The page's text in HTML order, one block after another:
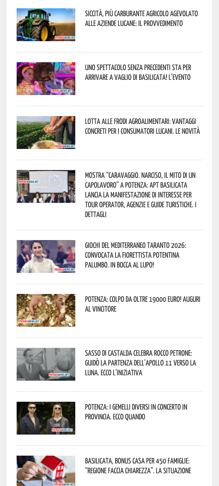
Siccità, più carburante agricolo agevolato
alle aziende lucane: il provvedimento
Uno spettacolo senza precedenti sta per
arrivare a Vaglio di Basilicata! L’evento
Lotta alle frodi agroalimentari: vantaggi
concreti per i consumatori lucani. Le novità
Mostra “Caravaggio. Narciso, il mito di un
capolavoro” a Potenza: APT Basilicata
lancia la manifestazione di interesse per
Tour Operator, Agenzie e Guide Turistiche. I
dettagli
Giochi del Mediterraneo Taranto 2026:
convocata la fiorettista potentina
Palumbo. In bocca al lupo!
Potenza: colpo da oltre 19000 Euro! Auguri
al vincitore
Sasso di Castalda celebra Rocco Petrone:
guidò la partenza dell’Apollo 11 verso la
Luna. Ecco l’iniziativa
Potenza: i Gemelli DiVersi in concerto in
provincia. Ecco quando
Basilicata, Bonus casa per 450 famiglie:
“Regione faccia chiarezza”. La situazione